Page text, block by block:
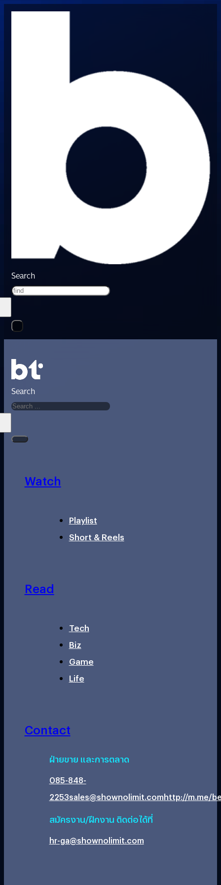
Search
Search
Watch
Playlist
Short & Reels
Read
Tech
Biz
Game
Life
Contact
ฝ่ายขาย และการตลาด
085-848-
2253sales@shownolimit.comhttp://m.me/
สมัครงาน/ฝึกงาน ติดต่อได้ที่
hr-ga@shownolimit.com